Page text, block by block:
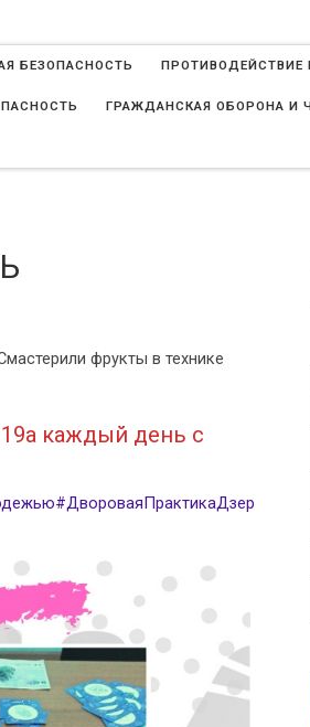
БЕЗОПАСНОСТЬ ПРОТИВОДЕЙСТВИЕ
ГРАЖДАНСКАЯ ОБОРОНА И
фрукты в технике
19а каждый день с
#ДвороваяПрактикаДзер